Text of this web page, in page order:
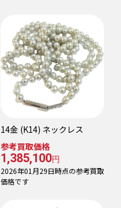
14金 (K14) ネックレス
参考買取価格
1,385,100円
2026年01月29日時点の参考買取
価格です